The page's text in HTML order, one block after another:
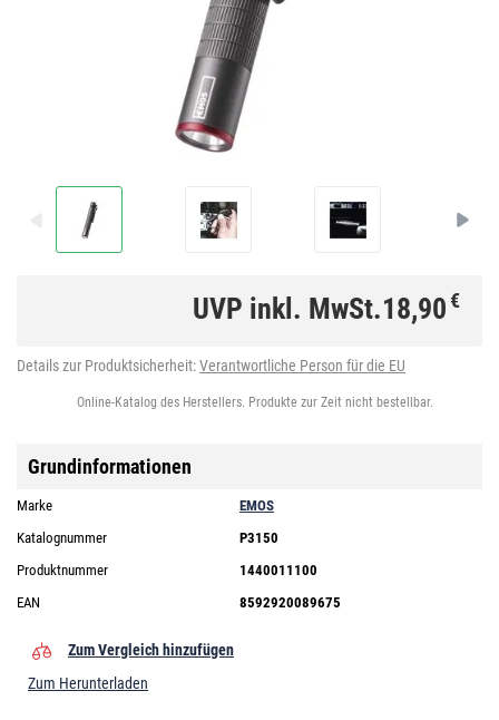
UVP inkl. MwSt.18,90€
Details zur Produktsicherheit:Verantwortliche Person für die EU
Online-Katalog des Herstellers. Produkte zur Zeit nicht bestellbar.
Grundinformationen
Marke
EMOS
Katalognummer
P3150
Produktnummer
1440011100
EAN
8592920089675
Zum Vergleich hinzufügen
Zum Herunterladen